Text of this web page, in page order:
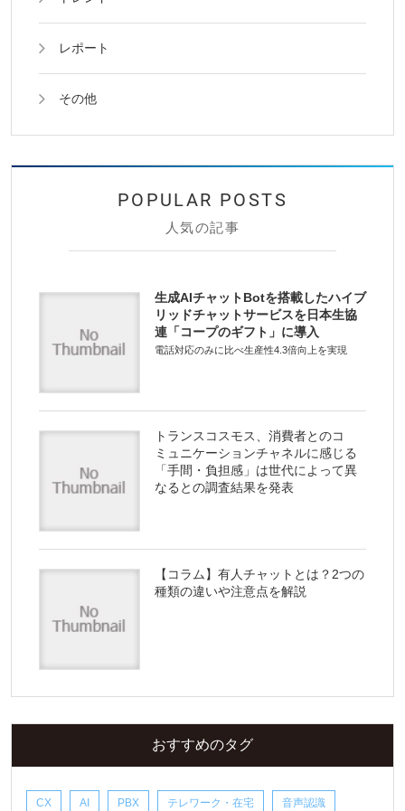
レポート
その他
人気の記事
生成AIチャットBotを搭載したハイブ
リッドチャットサービスを日本生協
連「コープのギフト」に導入
電話対応のみに比べ生産性4.3倍向上を実現
トランスコスモス、消費者とのコ
ミュニケーションチャネルに感じる
「手間・負担感」は世代によって異
なるとの調査結果を発表
【コラム】有人チャットとは？2つの
種類の違いや注意点を解説
おすすめのタグ
CX AI PBX テレワーク・在宅 音声認識